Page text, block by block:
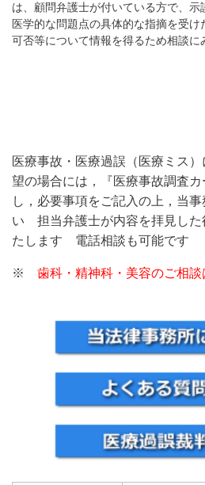
は、顧問弁護士が付いている方で、
医学的な問題点の具体的な指摘を受
可否等について情報を得るため相談に
医療事故・医療過誤（医療ミス
望の場合には，『医療事故調査
し，必要事項をご記入の上，当
い 担当弁護士が内容を拝見した
たします 電話相談も可能です
※ 歯科・精神科・美容のご相談